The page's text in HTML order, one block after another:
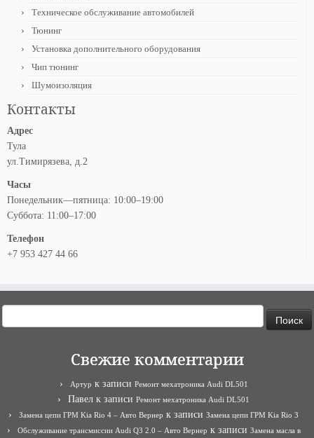
Техническое обслуживание автомобилей
Тюнинг
Установка дополнительного оборудования
Чип тюнинг
Шумоизоляция
Контакты
Адрес
Тула
ул.Тимирязева, д.2
Часы
Понедельник—пятница: 10:00–19:00
Суббота: 11:00–17:00
Телефон
+7 953 427 44 66
Свежие комментарии
Артур к записи Ремонт мехатроника Audi DL501
Павел к записи Ремонт мехатроника Audi DL501
Замена цепи ГРМ Kia Rio 4 – Авто Вернер к записи Замена цепи ГРМ Kia Rio 3
Обслуживание трансмиссии Audi Q3 2.0 – Авто Вернер к записи Замена масла в